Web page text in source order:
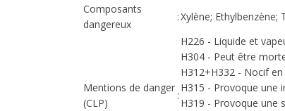
Composants
dangereux
:Xylène; Ethylbenzène;
Mentions de danger
(CLP)
:
H226 - Liquide et
H304 - Peut être
H312+H332 - Nocif
H315 - Provoque une
H319 - Provoque une